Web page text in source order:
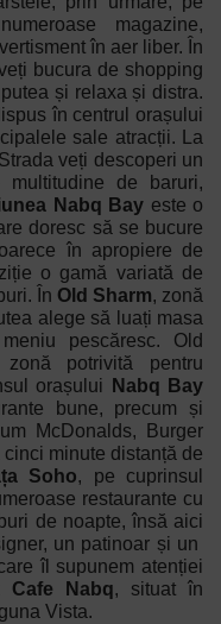
magazine,
în aer liber. În
bucura de shopping
și relaxa și distra.
în centrul orașului
sale atracții.
La
veți descoperi un
de baruri,
Nabq Bay este o
doresc să se bucure
în apropiere de
o gamă variată de
În Old Sharm, zonă
alege să luați masa
pescăresc. Old
potrivită pentru
orașului
Nabq Bay
bune, precum și
McDonalds, Burger
minute distanță de
Soho, pe cuprinsul
restaurante cu
de noapte, însă aici
un patinoar și un
îl supunem atenției
Cafe Nabq, situat în
Vista.